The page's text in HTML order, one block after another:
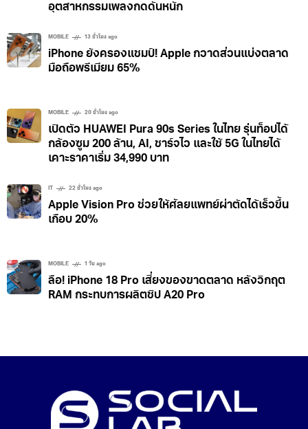
อุตสาหกรรมเพลงกดดันหนัก
MOBILE 13 ชั่วโมง ago
iPhone ยังครองแชมป์! Apple กวาดส่วนแบ่งตลาด
มือถือพรีเมียม 65%
MOBILE 20 ชั่วโมง ago
เปิดตัว HUAWEI Pura 90s Series ในไทย รุ่นท็อปได้
กล้องซูม 200 ล้าน, AI, ชาร์จไว และใช้ 5G ในไทยได้
เคาะราคาเริ่ม 34,990 บาท
22 ชั่วโมง ago
Apple Vision Pro ช่วยให้ศัลยแพทย์ผ่าตัดได้เร็วขึ้น
เกือบ 20%
MOBILE 1 วัน ago
ลือ! iPhone 18 Pro เสี่ยงของขาดตลาด หลังวิกฤต
RAM กระทบการผลิตชิป A20 Pro